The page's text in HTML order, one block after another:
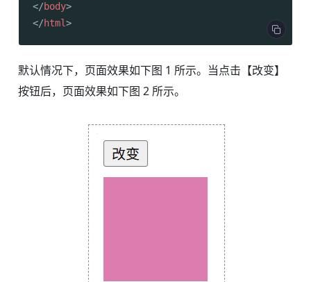
</body>
</html>
默认情况下，页面效果如下图 1 所示。当点击【改变】
按钮后，页面效果如下图 2 所示。